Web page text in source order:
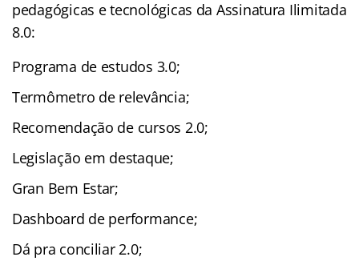
pedagógicas e tecnológicas da Assinatura Ilimitada
8.0:
Programa de estudos 3.0;
Termômetro de relevância;
Recomendação de cursos 2.0;
Legislação em destaque;
Gran Bem Estar;
Dashboard de performance;
Dá pra conciliar 2.0;